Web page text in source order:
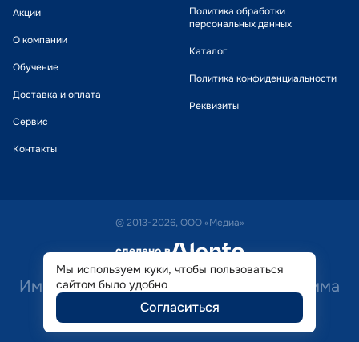
Акции
О компании
Обучение
Доставка и оплата
Сервис
Контакты
Политика обработки
персональных данных
Каталог
Политика конфиденциальности
Реквизиты
© 2013-2026, ООО «Медиа»
сделано в alente
Имеются противопоказания. Необходима
консультация специалиста.
Мы используем куки, чтобы пользоваться
сайтом было удобно
Согласиться